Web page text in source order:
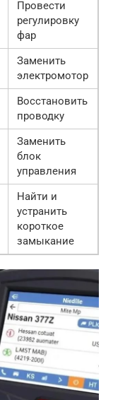
Провести
регулировку
фар
Заменить
электромотор
Восстановить
проводку
Заменить
блок
управления
Найти и
устранить
короткое
замыкание